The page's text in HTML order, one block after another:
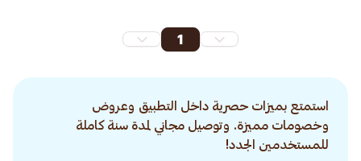
1
استمتع بميزات حصرية داخل التطبيق وعروض
وخصومات مميزة. وتوصيل مجاني لمدة سنة كاملة
للمستخدمين الجدد!